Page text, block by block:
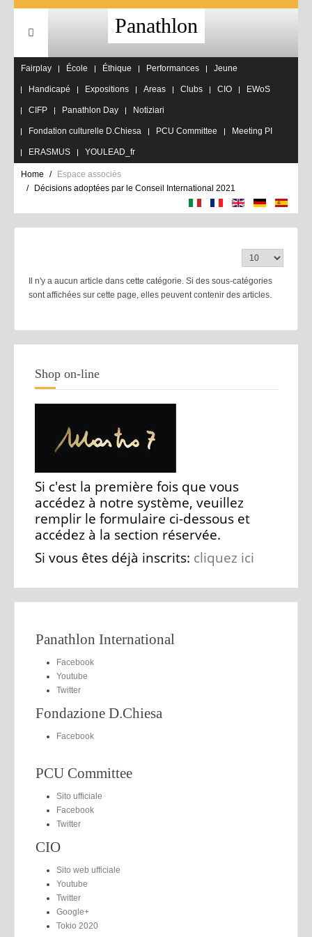
Panathlon
Fairplay École Éthique Performances Jeune
Handicapé Expositions Areas Clubs CIO EWoS
CIFP Panathlon Day Notiziari
Fondation culturelle D.Chiesa PCU Committee Meeting PI
ERASMUS YOULEAD_fr
Home
Espace associés
Décisions adoptées par le Conseil International 2021
Affichage #
Il n'y a aucun article dans cette catégorie. Si des sous-catégories
sont affichées sur cette page, elles peuvent contenir des articles.
Shop on-line
Si c'est la première fois que vous
accédez à notre système, veuillez
remplir le formulaire ci-dessous et
accédez à la section réservée.
Si vous êtes déjà inscrits: cliquez ici
Panathlon International
Facebook
Youtube
Twitter
Fondazione D.Chiesa
Facebook
PCU Committee
Sito ufficiale
Facebook
Twitter
CIO
Sito web ufficiale
Youtube
Twitter
Google+
Tokio 2020